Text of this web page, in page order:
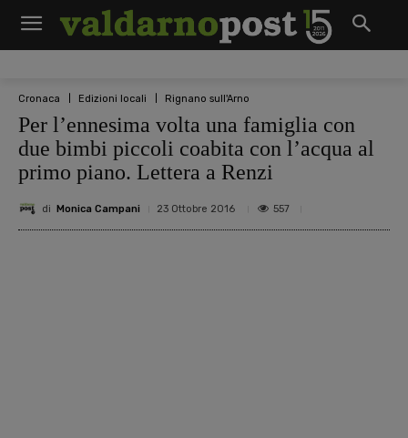
Cronaca Edizioni locali Rignano sull'Arno
Per l’ennesima volta una famiglia con
due bimbi piccoli coabita con l’acqua al
primo piano. Lettera a Renzi
di Monica Campani 23 Ottobre 2016 557